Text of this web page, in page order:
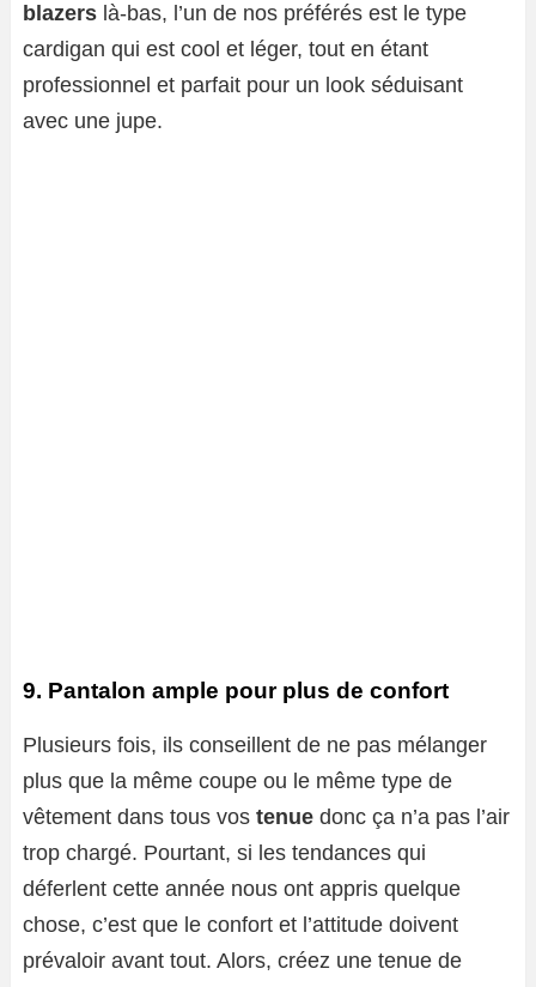
blazers là-bas, l’un de nos préférés est le type
cardigan qui est cool et léger, tout en étant
professionnel et parfait pour un look séduisant
avec une jupe.
9. Pantalon ample pour plus de confort
Plusieurs fois, ils conseillent de ne pas mélanger
plus que la même coupe ou le même type de
vêtement dans tous vos tenue donc ça n’a pas l’air
trop chargé. Pourtant, si les tendances qui
déferlent cette année nous ont appris quelque
chose, c’est que le confort et l’attitude doivent
prévaloir avant tout. Alors, créez une tenue de